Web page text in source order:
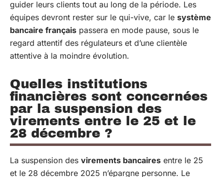
guider leurs clients tout au long de la période. Les
équipes devront rester sur le qui-vive, car le système
bancaire français passera en mode pause, sous le
regard attentif des régulateurs et d’une clientèle
attentive à la moindre évolution.
Quelles institutions
financières sont concernées
par la suspension des
virements entre le 25 et le
28 décembre ?
La suspension des virements bancaires entre le 25
et le 28 décembre 2025 n’épargne personne. Le